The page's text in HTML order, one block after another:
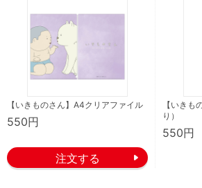
【いきものさん】A4クリアファイル
550円
【いきも
り）
550円